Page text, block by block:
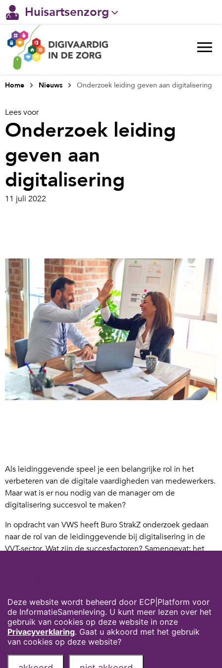
Huisartsenzorg
Gehandicaptenzorg
Verpleeghuiszorg & Zorg thuis
Ggz
Ziekenhuizen
Welzijn / sociaal werk
Home Nieuws Onderzoek leiding geven aan digitalisering
Lees voor
Onderzoek leiding
geven aan
digitalisering
11 juli 2022
Als leidinggevende speel je een belangrijke rol in het
verbeteren van de digitale vaardigheden van medewerkers.
Maar wat is er nou nodig van de manager om de
digitalisering succesvol te maken?
In opdracht van VWS heeft Buro StrakZ onderzoek gedaan
naar de rol van de leidinggevende bij digitalisering in de
VVT-sector. Wat zijn de succesfactoren? Samengevat: het
verbindende rol van de manager.
Je kuntde samenvatting van het rapport hier lezen.
Wil je lieverhet volledige rapport lezen? Dat kan hier!
Privacyverklaring
Over deze website
Deze website wordt beheerd door ECP|Platform voor
de InformatieSamenleving. U kunt meer lezen over het
gebruik van cookies op deze website in onze
Privacyverklaring. Gaat u akkoord met het gebruik
van cookies op deze website?